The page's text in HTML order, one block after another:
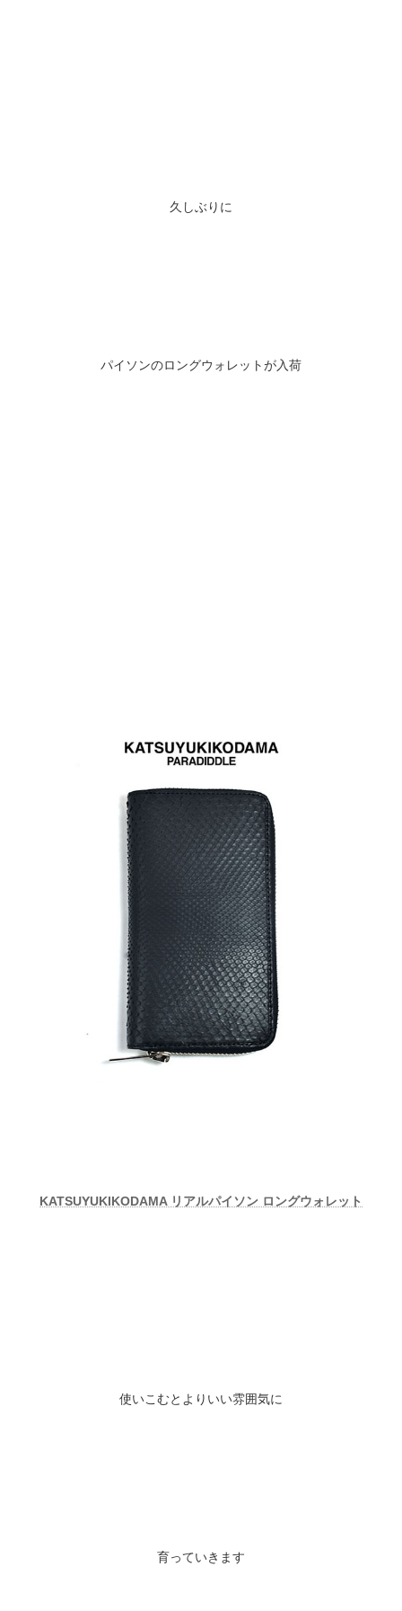
久しぶりに
パイソンのロングウォレットが入荷
KATSUYUKIKODAMA リアルパイソン ロングウォレット
使いこむとよりいい雰囲気に
育っていきます